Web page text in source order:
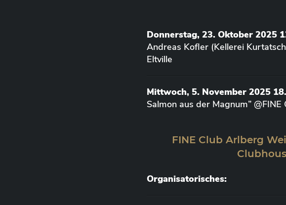
Donnerstag, 23. Oktober 2025
Andreas Kofler (Kellerei
Eltville
Mittwoch, 5. November 2025
Salmon aus der Magnum”
FINE Club Arlberg
Organisatorisches: